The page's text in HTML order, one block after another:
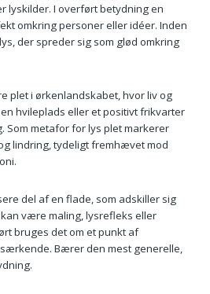
lyskilder. I overført betydning en
omkring personer eller idéer. Inden
der spreder sig som glød omkring
plet i ørkenlandskabet, hvor liv og
hvileplads eller et positivt frikvarter
Som metafor for lys plet markerer
lindring, tydeligt fremhævet mod
del af en flade, som adskiller sig
være maling, lysrefleks eller
bruges det om et punkt af
Bærer den mest generelle,